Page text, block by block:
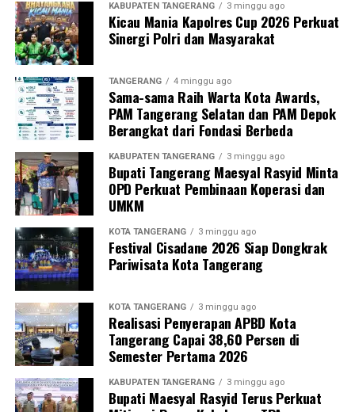
KABUPATEN TANGERANG 3 minggu ago
Kicau Mania Kapolres Cup 2026 Perkuat
Sinergi Polri dan Masyarakat
TANGERANG 4 minggu ago
Sama-sama Raih Warta Kota Awards,
PAM Tangerang Selatan dan PAM Depok
Berangkat dari Fondasi Berbeda
KABUPATEN TANGERANG 3 minggu ago
Bupati Tangerang Maesyal Rasyid Minta
OPD Perkuat Pembinaan Koperasi dan
UMKM
KOTA TANGERANG 3 minggu ago
Festival Cisadane 2026 Siap Dongkrak
Pariwisata Kota Tangerang
KOTA TANGERANG 3 minggu ago
Realisasi Penyerapan APBD Kota
Tangerang Capai 38,60 Persen di
Semester Pertama 2026
KABUPATEN TANGERANG 3 minggu ago
Bupati Maesyal Rasyid Terus Perkuat